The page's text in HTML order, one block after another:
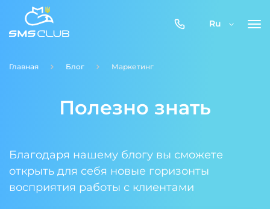
0800-
Ru
Главная Блог Маркетинг
Полезно знать
Благодаря нашему блогу вы сможете
открыть для себя новые горизонты
восприятия работы с клиентами